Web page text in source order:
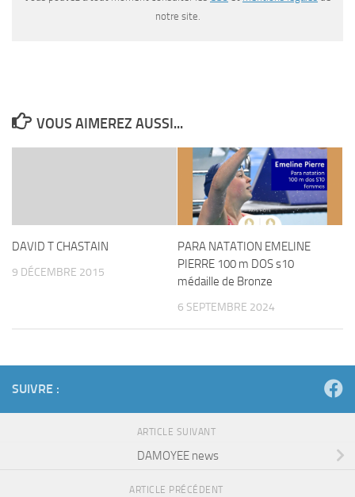
notre site.
VOUS AIMEREZ AUSSI...
DAVID T CHASTAIN
9 DÉCEMBRE 2015
PARA NATATION EMELINE
PIERRE 100 m DOS s10
médaille de Bronze
6 SEPTEMBRE 2024
SUIVRE :
ARTICLE SUIVANT
DAMOYEE news
ARTICLE PRÉCÉDENT